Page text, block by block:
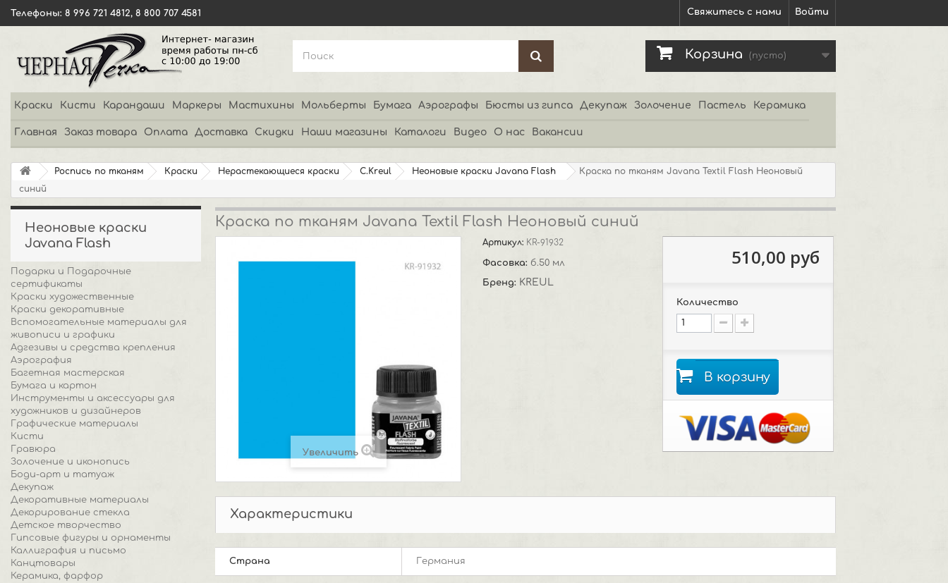
Войти
Свяжитесь с нами
Телефоны: 8 996 721 4812, 8 800 707 4581
Корзина (пусто)
Краски Кисти Карандаши Маркеры Мастихины Мольберты Бумага Аэрографы Бюсты из гипса Декупаж Золочение Пастель Керамика
Главная Заказ товара Оплата Доставка Скидки Наши магазины Каталоги Видео О нас Вакансии
Роспись по тканям Краски Нерастекающиеся краски C.Kreul Неоновые краски Javana Flash
Краска по тканям Javana Textil Flash Неоновый
синий
Неоновые краски
Javana Flash
Подарки и Подарочные
сертификаты
Краски художественные
Краски декоративные
Вспомогательные материалы для
живописи и графики
Адгезивы и средства крепления
Аэрография
Багетная мастерская
Бумага и картон
Инструменты и аксессуары для
художников и дизайнеров
Графические материалы
Кисти
Гравюра
Золочение и иконопись
Боди-арт и татуаж
Декупаж
Декоративные материалы
Декорирование стекла
Детское творчество
Гипсовые фигуры и орнаменты
Каллиграфия и письмо
Канцтовары
Керамика, фарфор
Краска по тканям Javana Textil Flash Неоновый синий
Увеличить
Артикул: KR-91932
Фасовка: б.50 мл
Бренд: KREUL
510,00 руб
Количество
В корзину
Характеристики
Страна Германия